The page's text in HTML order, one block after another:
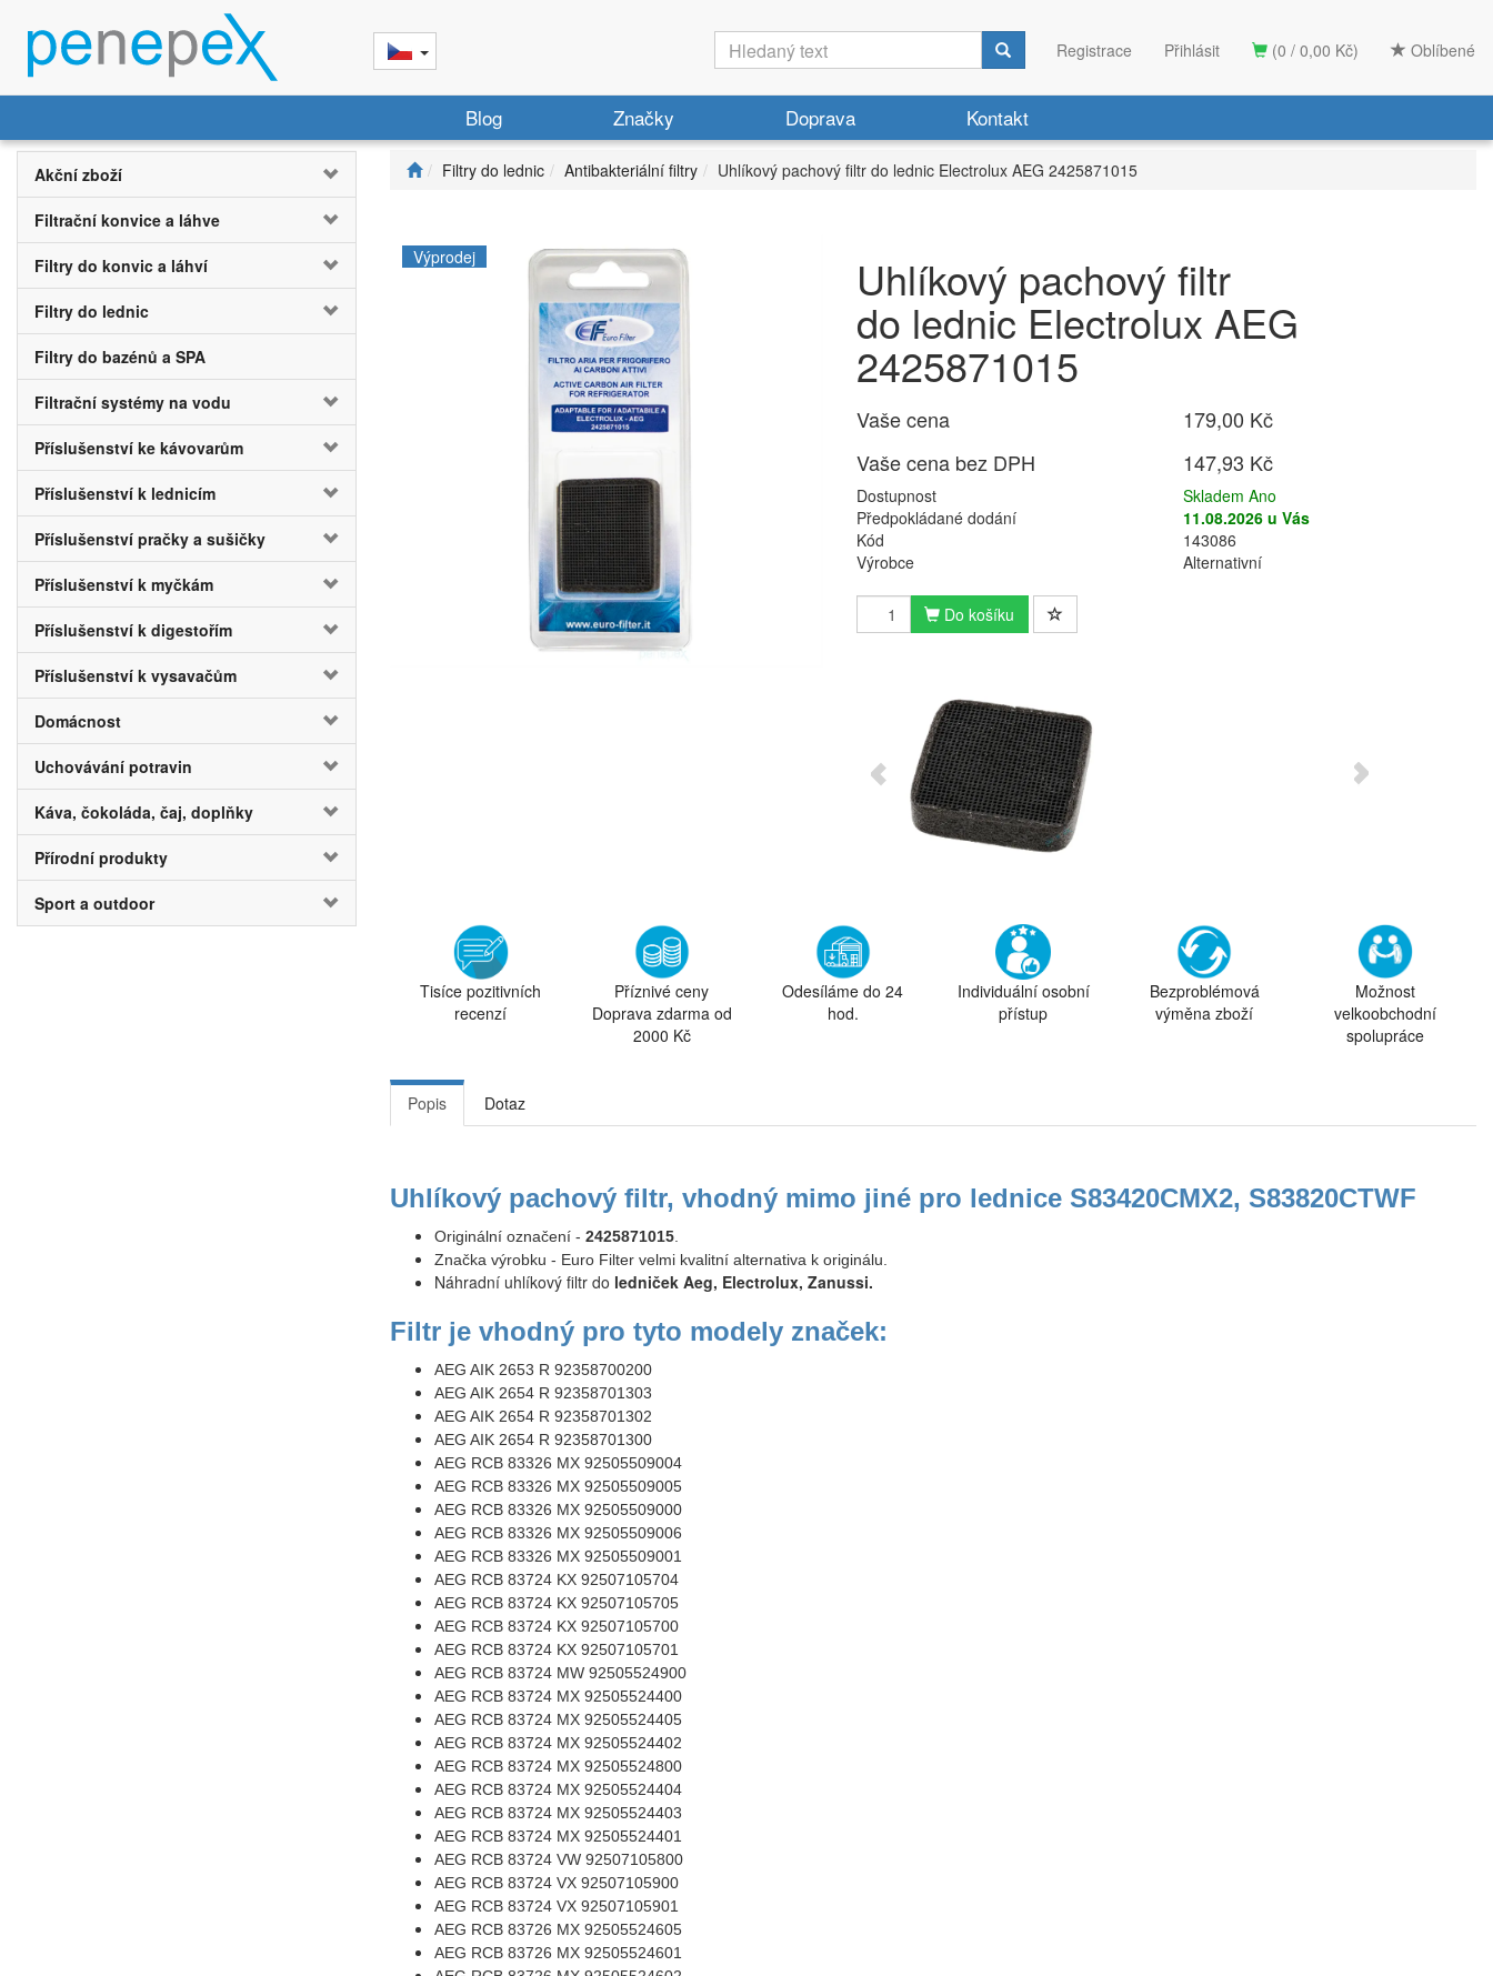
(0 / 0,00 Kč) Oblíbené
Registrace Přihlásit
Blog Značky Doprava Kontakt
Akční zboží
Filtrační konvice a láhve
Filtry do konvic a láhví
Filtry do lednic
Filtry do bazénů a SPA
Filtrační systémy na vodu
Příslušenství ke kávovarům
Příslušenství k lednicím
Příslušenství pračky a sušičky
Příslušenství k myčkám
Příslušenství k digestořím
Příslušenství k vysavačům
Domácnost
Uchovávání potravin
Káva, čokoláda, čaj, doplňky
Přírodní produkty
Sport a outdoor
Filtry do lednic Antibakteriální filtry Uhlíkový pachový filtr do lednic Electrolux AEG 2425871015
Výprodej Uhlíkový pachový filtr
do lednic Electrolux AEG
2425871015
Vaše cena
179,00 Kč
Vaše cena bez DPH
147,93 Kč
Dostupnost
Skladem Ano
Předpokládané dodání
11.08.2026 u Vás
Kód
143086
Výrobce
Alternativní
Do košíku
Tisíce pozitivních
recenzí
Příznivé ceny
Doprava zdarma od
2000 Kč
Odesíláme do 24
hod.
Individuální osobní
přístup
Bezproblémová
výměna zboží
Možnost
velkoobchodní
spolupráce
Popis Dotaz
Uhlíkový pachový filtr, vhodný mimo jiné pro lednice S83420CMX2, S83820CTWF
Originální označení - 2425871015.
Značka výrobku - Euro Filter velmi kvalitní alternativa k originálu.
Náhradní uhlíkový filtr do ledniček Aeg, Electrolux, Zanussi.
Filtr je vhodný pro tyto modely značek:
AEG AIK 2653 R 92358700200
AEG AIK 2654 R 92358701303
AEG AIK 2654 R 92358701302
AEG AIK 2654 R 92358701300
AEG RCB 83326 MX 92505509004
AEG RCB 83326 MX 92505509005
AEG RCB 83326 MX 92505509000
AEG RCB 83326 MX 92505509006
AEG RCB 83326 MX 92505509001
AEG RCB 83724 KX 92507105704
AEG RCB 83724 KX 92507105705
AEG RCB 83724 KX 92507105700
AEG RCB 83724 KX 92507105701
AEG RCB 83724 MW 92505524900
AEG RCB 83724 MX 92505524400
AEG RCB 83724 MX 92505524405
AEG RCB 83724 MX 92505524402
AEG RCB 83724 MX 92505524800
AEG RCB 83724 MX 92505524404
AEG RCB 83724 MX 92505524403
AEG RCB 83724 MX 92505524401
AEG RCB 83724 VW 92507105800
AEG RCB 83724 VX 92507105900
AEG RCB 83724 VX 92507105901
AEG RCB 83726 MX 92505524605
AEG RCB 83726 MX 92505524601